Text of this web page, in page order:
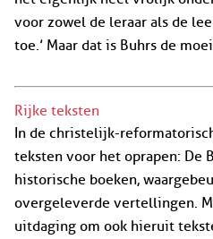
voor zowel de leraar als de
toe.’ Maar dat is Buhrs de
Rijke teksten
In de christelijk-
teksten voor het oprapen: De
historische boeken,
overgeleverde vertellingen.
uitdaging om ook hieruit